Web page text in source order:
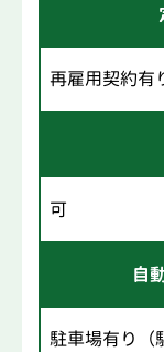
再雇用契約有
可
自
駐車場有り（